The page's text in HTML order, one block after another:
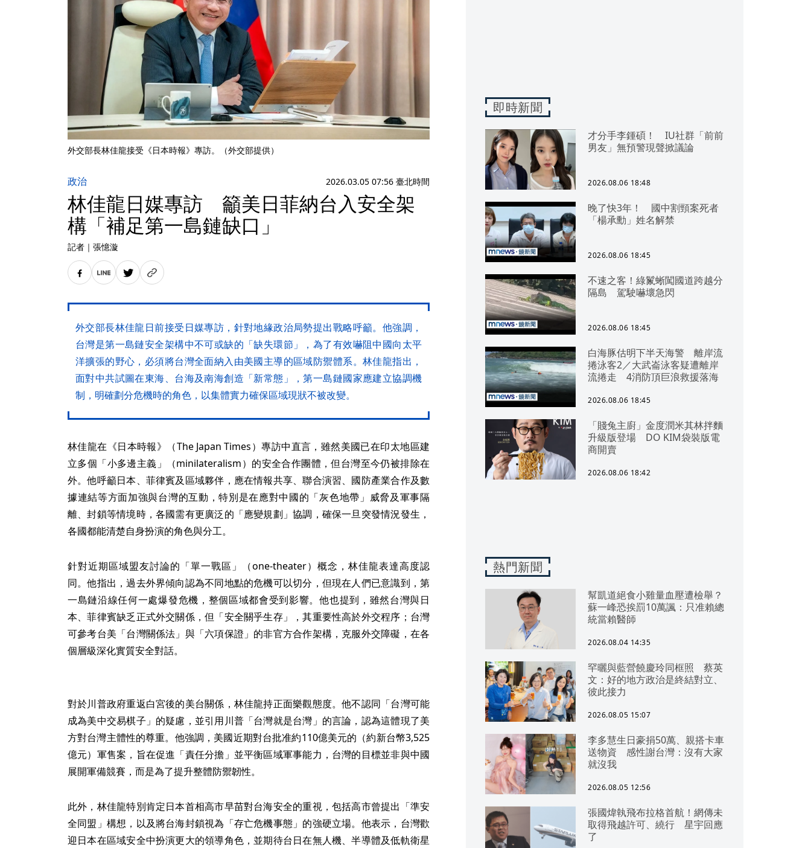
外交部長林佳龍接受《日本時報》專訪。（外交部提供）
政治 2026.03.05 07:56 臺北時間
林佳龍日媒專訪 籲美日菲納台入安全架
構「補足第一島鏈缺口」
記者 ｜ 張憶漩
外交部長林佳龍日前接受日媒專訪，針對地緣政治局勢提出戰略呼籲。他強調，
台灣是第一島鏈安全架構中不可或缺的「缺失環節」，為了有效嚇阻中國向太平
洋擴張的野心，必須將台灣全面納入由美國主導的區域防禦體系。林佳龍指出，
面對中共試圖在東海、台海及南海創造「新常態」，第一島鏈國家應建立協調機
制，明確劃分危機時的角色，以集體實力確保區域現狀不被改變。
林佳龍在《日本時報》（The Japan Times）專訪中直言，雖然美國已在印太地區建
立多個「小多邊主義」（minilateralism）的安全合作團體，但台灣至今仍被排除在
外。他呼籲日本、菲律賓及區域夥伴，應在情報共享、聯合演習、國防產業合作及數
據連結等方面加強與台灣的互動，特別是在應對中國的「灰色地帶」威脅及軍事隔
離、封鎖等情境時，各國需有更廣泛的「應變規劃」協調，確保一旦突發情況發生，
各國都能清楚自身扮演的角色與分工。
針對近期區域盟友討論的「單一戰區」（one-theater）概念，林佳龍表達高度認
同。他指出，過去外界傾向認為不同地點的危機可以切分，但現在人們已意識到，第
一島鏈沿線任何一處爆發危機，整個區域都會受到影響。他也提到，雖然台灣與日
本、菲律賓缺乏正式外交關係，但「安全關乎生存」，其重要性高於外交程序；台灣
可參考台美「台灣關係法」與「六項保證」的非官方合作架構，克服外交障礙，在各
個層級深化實質安全對話。
對於川普政府重返白宮後的美台關係，林佳龍持正面樂觀態度。他不認同「台灣可能
成為美中交易棋子」的疑慮，並引用川普「台灣就是台灣」的言論，認為這體現了美
方對台灣主體性的尊重。他強調，美國近期對台批准約110億美元的（約新台幣3,525
億元）軍售案，旨在促進「責任分擔」並平衡區域軍事能力，台灣的目標並非與中國
展開軍備競賽，而是為了提升整體防禦韌性。
此外，林佳龍特別肯定日本首相高市早苗對台海安全的重視，包括高市曾提出「準安
全同盟」構想，以及將台海封鎖視為「存亡危機事態」的強硬立場。他表示，台灣歡
迎日本在區域安全中扮演更大的領導角色，並期待台日在無人機、半導體及低軌衛星
即時新聞
才分手李鍾碩！ IU社群「前前
男友」無預警現聲掀議論
2026.08.06 18:48
晚了快3年！ 國中割頸案死者
「楊承勳」姓名解禁
2026.08.06 18:45
不速之客！綠鬣蜥闖國道跨越分
隔島 駕駛嚇壞急閃
2026.08.06 18:45
白海豚估明下半天海警 離岸流
捲泳客2／大武崙泳客疑遭離岸
流捲走 4消防頂巨浪救援落海
2026.08.06 18:45
「賤兔主廚」金度潤米其林拌麵
升級版登場 DO KIM袋裝版電
商開賣
2026.08.06 18:42
熱門新聞
幫凱道絕食小雞量血壓遭檢舉？
蘇一峰恐挨罰10萬諷：只准賴總
統當賴醫師
2026.08.04 14:35
罕曬與藍營饒慶玲同框照 蔡英
文：好的地方政治是終結對立、
彼此接力
2026.08.05 15:07
李多慧生日豪捐50萬、親搭卡車
送物資 感性謝台灣：沒有大家
就沒我
2026.08.05 12:56
張國煒執飛布拉格首航！網傳未
取得飛越許可、繞行 星宇回應
了